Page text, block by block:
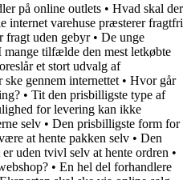
på online outlets • Hvad skal der
internet varehuse præsterer fragtfri
fragt uden gebyr• De unge
mange tilfælde den mest letkøbte
et stort udvalg af
ske gennem internettet • Hvor går
• Tit den prisbilligste type af
for levering kan ikke
selv • Den prisbilligste form for
at hente pakken selv • Den
uden tvivl selv at hente ordren •
• En hel del forhandlere